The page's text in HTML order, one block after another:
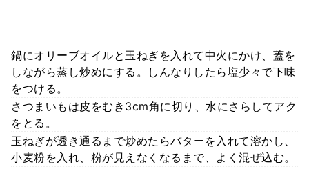
鍋にオリーブオイルと玉ねぎを入れて中火にかけ、蓋を
しながら蒸し炒めにする。しんなりしたら塩少々で下味
をつける。
さつまいもは皮をむき3cm角に切り、水にさらしてアク
をとる。
玉ねぎが透き通るまで炒めたらバターを入れて溶かし、
小麦粉を入れ、粉が見えなくなるまで、よく混ぜ込む。